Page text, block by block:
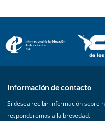
Información de contacto
Si desea recibir información sobre
responderemos a la brevedad.